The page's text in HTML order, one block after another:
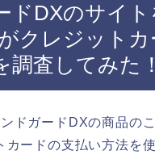
ドDXのサイ
クレジット
査してみた！
ドガードDXの商品の
ードの支払い方法を